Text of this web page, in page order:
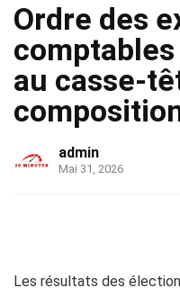
Ordre des
au casse-
admin
Mai 31, 2026
Les résultats des